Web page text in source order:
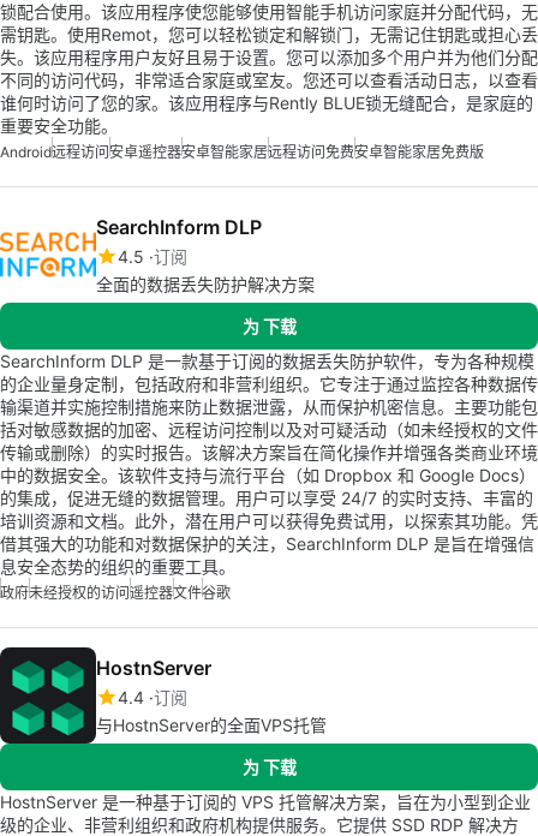
锁配合使用。该应用程序使您能够使用智能手机访问家庭并分配代码，无
需钥匙。使用Remot，您可以轻松锁定和解锁门，无需记住钥匙或担心丢
失。该应用程序用户友好且易于设置。您可以添加多个用户并为他们分配
不同的访问代码，非常适合家庭或室友。您还可以查看活动日志，以查看
谁何时访问了您的家。该应用程序与Rently BLUE锁无缝配合，是家庭的
重要安全功能。
Android远程访问安卓遥控器安卓智能家居远程访问免费安卓智能家居免费版
SearchInform DLP
4.5 订阅
全面的数据丢失防护解决方案
为 下载
SearchInform DLP 是一款基于订阅的数据丢失防护软件，专为各种规模
的企业量身定制，包括政府和非营利组织。它专注于通过监控各种数据传
输渠道并实施控制措施来防止数据泄露，从而保护机密信息。主要功能包
括对敏感数据的加密、远程访问控制以及对可疑活动（如未经授权的文件
传输或删除）的实时报告。该解决方案旨在简化操作并增强各类商业环境
中的数据安全。该软件支持与流行平台（如 Dropbox 和 Google Docs）
的集成，促进无缝的数据管理。用户可以享受 24/7 的实时支持、丰富的
培训资源和文档。此外，潜在用户可以获得免费试用，以探索其功能。凭
借其强大的功能和对数据保护的关注，SearchInform DLP 是旨在增强信
息安全态势的组织的重要工具。
政府未经授权的访问遥控器文件谷歌
HostnServer
4.4 订阅
与HostnServer的全面VPS托管
为 下载
HostnServer 是一种基于订阅的 VPS 托管解决方案，旨在为小型到企业
级的企业、非营利组织和政府机构提供服务。它提供 SSD RDP 解决方